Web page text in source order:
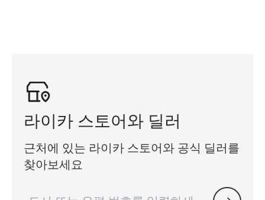
라이카 스토어와 딜러
근처에 있는 라이카 스토어와 공식 딜러를
찾아보세요